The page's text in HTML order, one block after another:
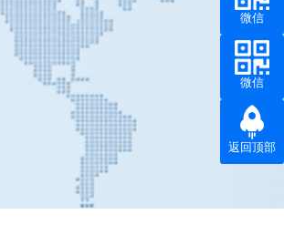
钢结构厂房 、 钢结构建筑 钢结构设计、
微信
微信
返回顶部